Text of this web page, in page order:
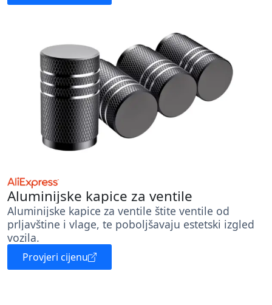
Aluminijske kapice za ventile
Aluminijske kapice za ventile štite ventile od
prljavštine i vlage, te poboljšavaju estetski izgled
vozila.
Provjeri cijenu